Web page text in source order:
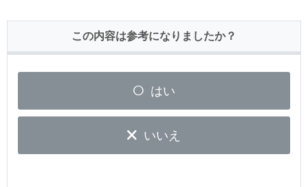
この内容は参考になりましたか？
はい
いいえ